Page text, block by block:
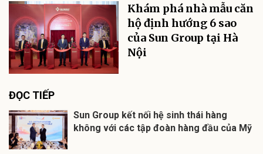
Khám phá nhà mẫu căn
hộ định hướng 6 sao
của Sun Group tại Hà
Nội
ĐỌC TIẾP
Sun Group kết nối hệ sinh thái hàng
không với các tập đoàn hàng đầu của Mỹ